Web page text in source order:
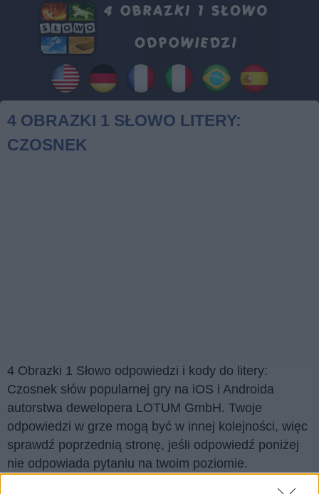
4 OBRAZKI 1 SŁOWO LITERY:
CZOSNEK
4 Obrazki 1 Słowo odpowiedzi i kody do litery:
Czosnek słów popularnej gry na iOS i Androida
autorstwa dewelopera LOTUM GmbH. Twoje
odpowiedzi w grze mogą być w innej kolejności, więc
sprawdź poprzednią stronę, jeśli odpowiedź poniżej
nie odpowiada pytaniu na twoim poziomie.